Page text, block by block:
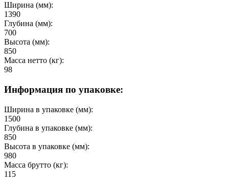
Ширина (мм):
1390
Глубина (мм):
700
Высота (мм):
850
Масса нетто (кг):
98
Информация по упаковке:
Ширина в упаковке (мм):
1500
Глубина в упаковке (мм):
850
Высота в упаковке (мм):
980
Масса брутто (кг):
115